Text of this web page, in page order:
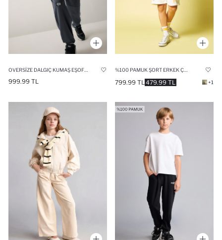
999.99 TL 479.99 TL
799.99 TL +1